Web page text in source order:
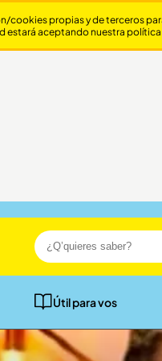
Útil para vos
cookies propias y de terceros
estará aceptando nuestra